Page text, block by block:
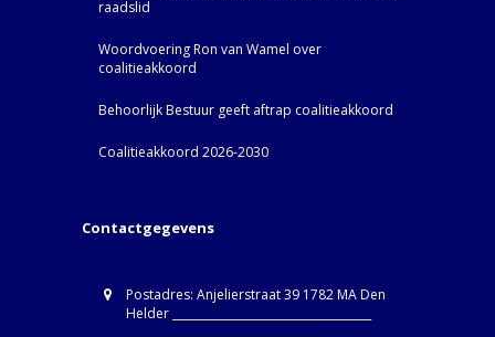
raadslid
Woordvoering Ron van Wamel over
coalitieakkoord
Behoorlijk Bestuur geeft aftrap coalitieakkoord
Coalitieakkoord 2026-2030
Contactgegevens
Postadres: Anjelierstraat 39 1782 MA Den
Helder ____________________________________